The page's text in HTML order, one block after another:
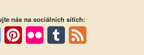
nás na sociálních sítích:
FacebookPinterestFlickr Tumblr